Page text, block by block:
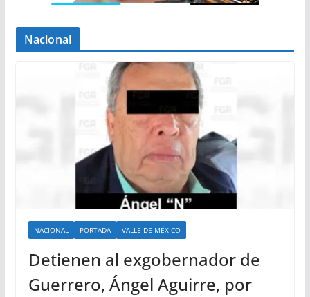
Nacional
NACIONAL PORTADA VALLE DE MÉXICO
Detienen al exgobernador de
Guerrero, Ángel Aguirre, por